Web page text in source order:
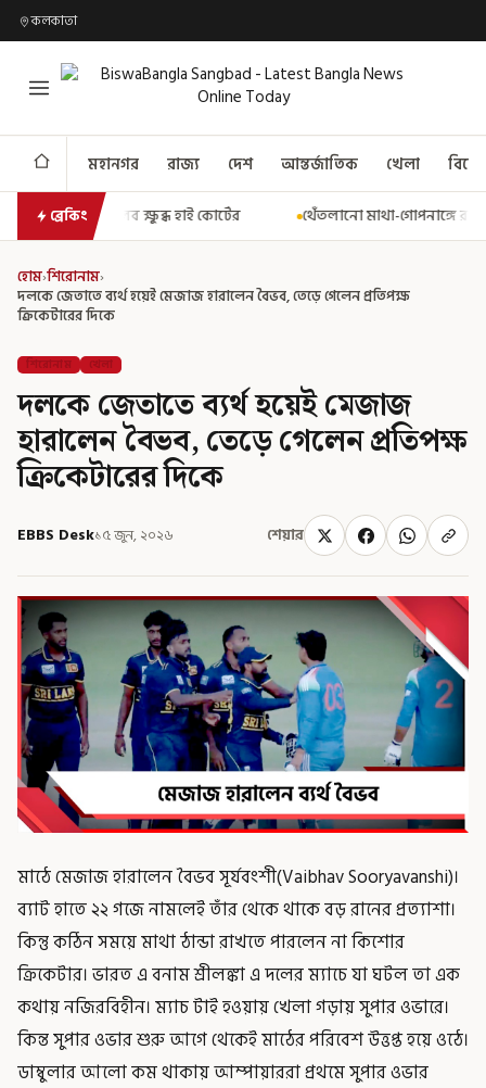
কলকাতা
মহানগর রাজ্য দেশ আন্তর্জাতিক খেলা
ব্রেকিং
কোর্টের থেঁতলানো মাথা-গোপনাঙ্গে রড! বিজেপিশাসিত অসমে
হোম›শিরোনাম›
দলকে জেতাতে ব্যর্থ হয়েই মেজাজ হারালেন বৈভব, তেড়ে গেলেন প্রতিপক্ষ
ক্রিকেটারের দিকে
শিরোনাম খেলা
দলকে জেতাতে ব্যর্থ হয়েই মেজাজ
হারালেন বৈভব, তেড়ে গেলেন প্রতিপক্ষ
ক্রিকেটারের দিকে
EBBS Desk১৫ জুন, ২০২৬ শেয়ার
মাঠে মেজাজ হারালেন বৈভব সূর্যবংশী(Vaibhav Sooryavanshi)।
ব্যাট হাতে ২২ গজে নামলেই তাঁর থেকে থাকে বড় রানের প্রত্যাশা।
কিন্তু কঠিন সময়ে মাথা ঠান্ডা রাখতে পারলেন না কিশোর
ক্রিকেটার। ভারত এ বনাম শ্রীলঙ্কা এ দলের ম্যাচে যা ঘটল তা এক
কথায় নজিরবিহীন। ম্যাচ টাই হওয়ায় খেলা গড়ায় সুপার ওভারে।
কিন্ত সুপার ওভার শুরু আগে থেকেই মাঠের পরিবেশ উত্তপ্ত হয়ে ওঠে।
ডাম্বুলার আলো কম থাকায় আম্পায়াররা প্রথমে সুপার ওভার